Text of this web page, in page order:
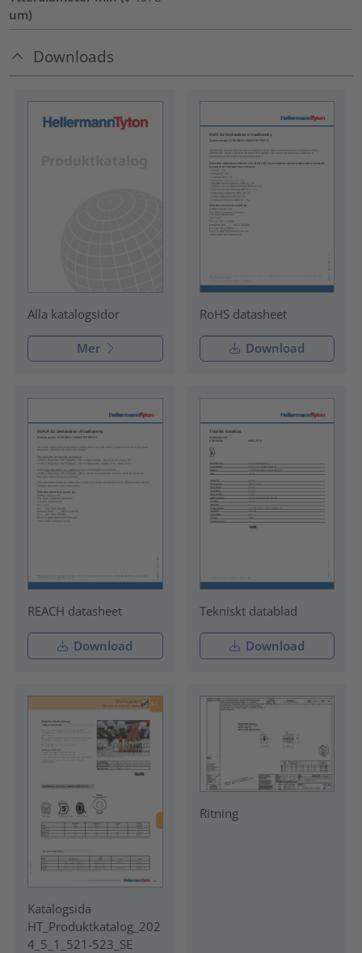
um)
Downloads
Alla katalogsidor
Mer
RoHS datasheet
Download
REACH datasheet
Download
Tekniskt datablad
Download
Katalogsida
HT_Produktkatalog_202
4_5_1_521-523_SE
Ritning